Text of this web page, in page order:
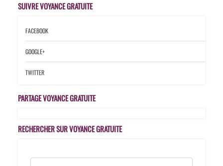
SUIVRE VOYANCE GRATUITE
FACEBOOK
GOOGLE+
TWITTER
PARTAGE VOYANCE GRATUITE
RECHERCHER SUR VOYANCE GRATUITE